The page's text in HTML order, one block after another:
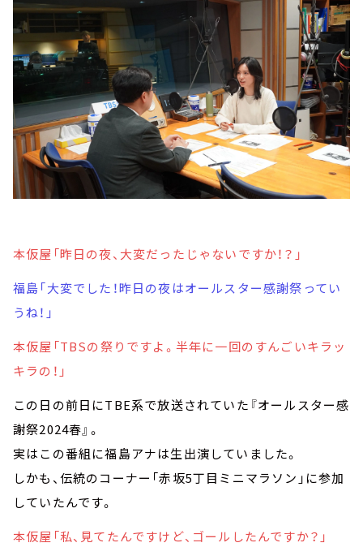
本仮屋「昨日の夜、大変だったじゃないですか！？」
福島「大変でした！昨日の夜はオールスター感謝祭ってい
うね！」
本仮屋「TBSの祭りですよ。半年に一回のすんごいキラッ
キラの！」
この日の前日にTBE系で放送されていた『オールスター感
謝祭2024春』。
実はこの番組に福島アナは生出演していました。
しかも、伝統のコーナー「赤坂5丁目ミニマラソン」に参加
していたんです。
本仮屋「私、見てたんですけど、ゴールしたんですか？」